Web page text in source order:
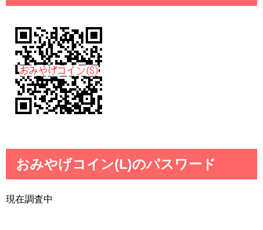
おみやげコイン(L)のパスワード
現在調査中